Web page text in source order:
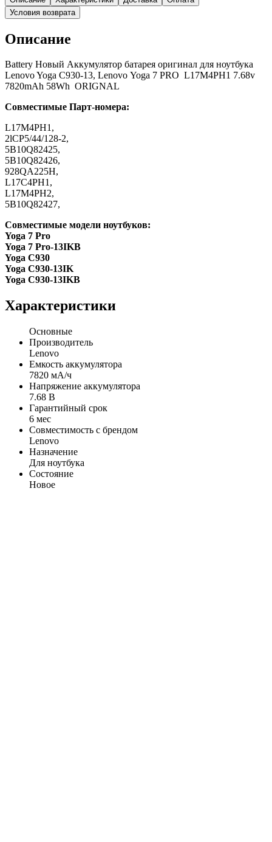
Условия возврата
Описание
Battery Новый Аккумулятор батарея оригинал для ноутбука
Lenovo Yoga C930-13, Lenovo Yoga 7 PRO L17M4PH1 7.68v
7820mAh 58Wh ORIGNAL
Совместимые Парт-номера:
L17M4PH1,
2lCP5/44/128-2,
5B10Q82425,
5B10Q82426,
928QA225H,
L17C4PH1,
L17M4PH2,
5B10Q82427,
Совместимые модели ноутбуков:
Yoga 7 Pro
Yoga 7 Pro-13IKB
Yoga C930
Yoga C930-13IK
Yoga C930-13IKB
Характеристики
Основные
Производитель
Lenovo
Емкость аккумулятора
7820 мА/ч
Напряжение аккумулятора
7.68 В
Гарантийный срок
6 мес
Совместимость с брендом
Lenovo
Назначение
Для ноутбука
Состояние
Новое